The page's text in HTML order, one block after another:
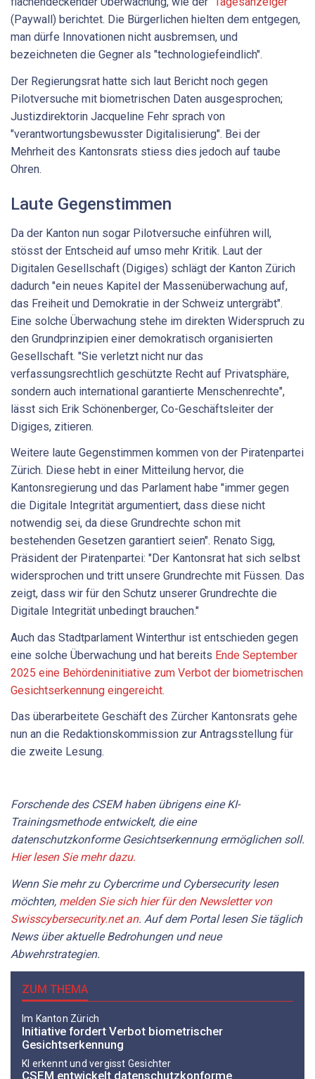
(Paywall) berichtet. Die Bürgerlichen hielten dem entgegen,
man dürfe Innovationen nicht ausbremsen, und
bezeichneten die Gegner als "technologiefeindlich".
Der Regierungsrat hatte sich laut Bericht noch gegen
Pilotversuche mit biometrischen Daten ausgesprochen;
Justizdirektorin Jacqueline Fehr sprach von
"verantwortungsbewusster Digitalisierung". Bei der
Mehrheit des Kantonsrats stiess dies jedoch auf taube
Ohren.
Laute Gegenstimmen
Da der Kanton nun sogar Pilotversuche einführen will,
stösst der Entscheid auf umso mehr Kritik. Laut der
Digitalen Gesellschaft (Digiges) schlägt der Kanton Zürich
dadurch "ein neues Kapitel der Massenüberwachung auf,
das Freiheit und Demokratie in der Schweiz untergräbt".
Eine solche Überwachung stehe im direkten Widerspruch zu
den Grundprinzipien einer demokratisch organisierten
Gesellschaft. "Sie verletzt nicht nur das
verfassungsrechtlich geschützte Recht auf Privatsphäre,
sondern auch international garantierte Menschenrechte",
lässt sich Erik Schönenberger, Co-Geschäftsleiter der
Digiges, zitieren.
Weitere laute Gegenstimmen kommen von der Piratenpartei
Zürich. Diese hebt in einer Mitteilung hervor, die
Kantonsregierung und das Parlament habe "immer gegen
die Digitale Integrität argumentiert, dass diese nicht
notwendig sei, da diese Grundrechte schon mit
bestehenden Gesetzen garantiert seien". Renato Sigg,
Präsident der Piratenpartei: "Der Kantonsrat hat sich selbst
widersprochen und tritt unsere Grundrechte mit Füssen. Das
zeigt, dass wir für den Schutz unserer Grundrechte die
Digitale Integrität unbedingt brauchen."
Auch das Stadtparlament Winterthur ist entschieden gegen
eine solche Überwachung und hat bereits Ende September
2025 eine Behördeninitiative zum Verbot der biometrischen
Gesichtserkennung eingereicht.
Das überarbeitete Geschäft des Zürcher Kantonsrats gehe
nun an die Redaktionskommission zur Antragsstellung für
die zweite Lesung.
Forschende des CSEM haben übrigens eine KI-
Trainingsmethode entwickelt, die eine
datenschutzkonforme Gesichtserkennung ermöglichen soll.
Hier lesen Sie mehr dazu.
Wenn Sie mehr zu Cybercrime und Cybersecurity lesen
möchten, melden Sie sich hier für den Newsletter von
Swisscybersecurity.net an. Auf dem Portal lesen Sie täglich
News über aktuelle Bedrohungen und neue
Abwehrstrategien.
ZUM THEMA
Im Kanton Zürich
Initiative fordert Verbot biometrischer
Gesichtserkennung
KI erkennt und vergisst Gesichter
CSEM entwickelt datenschutzkonforme